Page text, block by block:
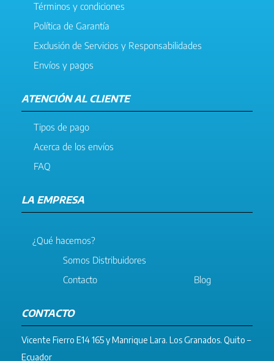
Términos y condiciones
Política de Garantía
Exclusión de Servicios y Responsabilidades
Envíos y pagos
ATENCIÓN AL CLIENTE
Tipos de pago
Acerca de los envíos
FAQ
LA EMPRESA
¿Qué hacemos?
Somos Distribuidores
Contacto
Blog
CONTACTO
Vicente Fierro E14 165 y Manrique Lara. Los Granados. Quito –
Ecuador